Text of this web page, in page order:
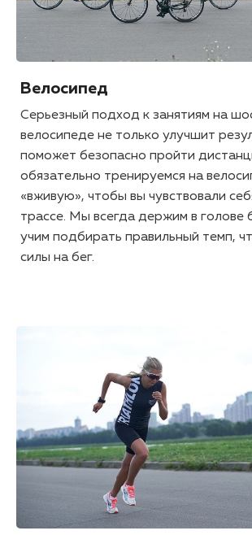
Велосипед
Серьезный подход к занятиям на
велосипеде не только улучшит
поможет безопасно пройти
обязательно тренируемся на
«вживую», чтобы вы чувствовали
трассе. Мы всегда держим в голове
учим подбирать правильный темп,
силы на бег.